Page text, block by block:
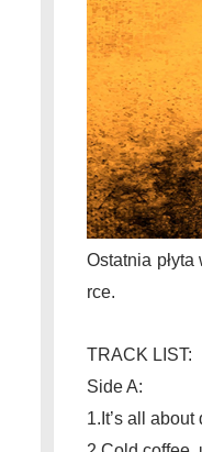
Ostatnia
rce.
TRACK LIST:
Side A:
1.It’s all